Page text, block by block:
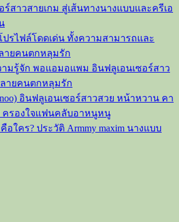
ร์สาวสายเกม สู่เส้นทางนางแบบและครีเอ
ปรไฟล์โดดเด่น ทั้งความสามารถและ
ายคนตกหลุมรัก
ามรู้จัก พอแอมอแพม อินฟลูเอนเซอร์สาว
ายคนตกหลุมรัก
อินฟลูเอนเซอร์สาวสวย หน้าหวาน คา
ครองใจแฟนคลับอาหนูหนู
ใคร? ประวัติ Armmy maxim นางแบบ